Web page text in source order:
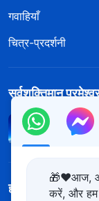
गवाहियाँ
चित्र-प्रदर्शनी
सर्वशक्तिमान
हमसे संपर्क करें
🎁❤️आज,
करें, और हम